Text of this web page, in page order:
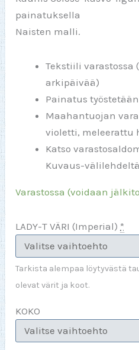
painatuksella
Naisten malli.
Tekstiili varastossa
arkipäivää)
Painatus
Maahantuojan
violetti, meleerattu
Katso
Kuvaus-välilehdeltä
Varastossa (voidaan
LADY-T VÄRI (Imperial) *
Tarkista alempaa löytyvästä
olevat värit ja koot.
KOKO